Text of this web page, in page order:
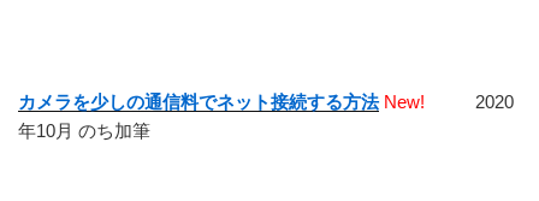
ン
カメラを少しの通信料でネット接続する方法 New! 2020
年10月 のち加筆